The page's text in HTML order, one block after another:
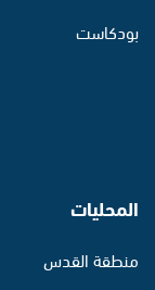
بودكاست
المحليات
منطقة القدس